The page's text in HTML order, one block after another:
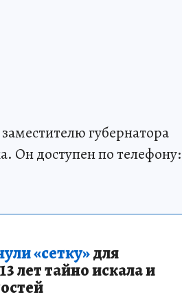
губернатора
Он доступен по телефону:
«сетку»для
лет тайно искала и